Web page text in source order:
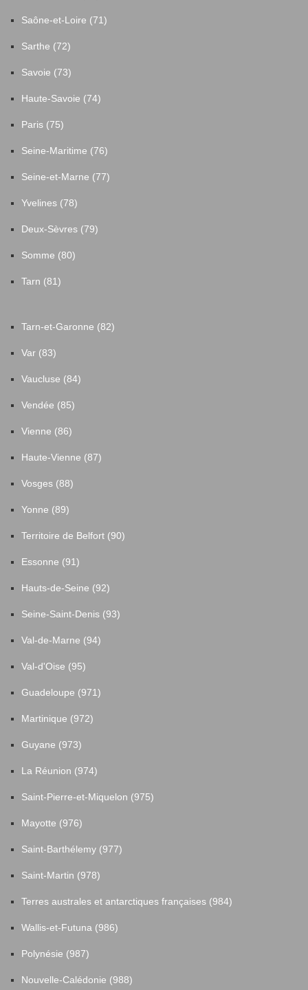
Saône-et-Loire (71)
Sarthe (72)
Savoie (73)
Haute-Savoie (74)
Paris (75)
Seine-Maritime (76)
Seine-et-Marne (77)
Yvelines (78)
Deux-Sèvres (79)
Somme (80)
Tarn (81)
Tarn-et-Garonne (82)
Var (83)
Vaucluse (84)
Vendée (85)
Vienne (86)
Haute-Vienne (87)
Vosges (88)
Yonne (89)
Territoire de Belfort (90)
Essonne (91)
Hauts-de-Seine (92)
Seine-Saint-Denis (93)
Val-de-Marne (94)
Val-d'Oise (95)
Guadeloupe (971)
Martinique (972)
Guyane (973)
La Réunion (974)
Saint-Pierre-et-Miquelon (975)
Mayotte (976)
Saint-Barthélemy (977)
Saint-Martin (978)
Terres australes et antarctiques françaises (984)
Wallis-et-Futuna (986)
Polynésie (987)
Nouvelle-Calédonie (988)